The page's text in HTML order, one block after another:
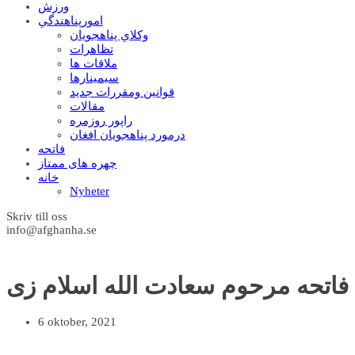
ورزش
امورپناهندگي
وکلاي پناهجويان
تظاهرات
ملاقات ها
سيمينارها
قوانين ومقررات جديد
مقالات
راپور روزمره
درمورد پناهجويان افغان
فاتحه
چهره های ممتاز
خانه
Nyheter
Skriv till oss
info@afghanha.se
فاتحه مرحوم سعادت الله اسلام زی
6 oktober, 2021